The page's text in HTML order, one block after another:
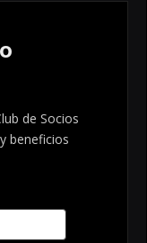
de Socios
beneficios